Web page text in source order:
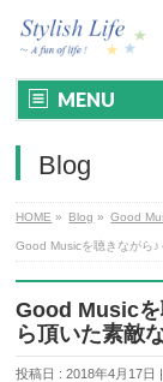
MENU
Blog
HOME » Blog » Good
Good Musicを聴きながら♪
Good Musicを
ら頂いた素敵
投稿日 : 2018年4月17日